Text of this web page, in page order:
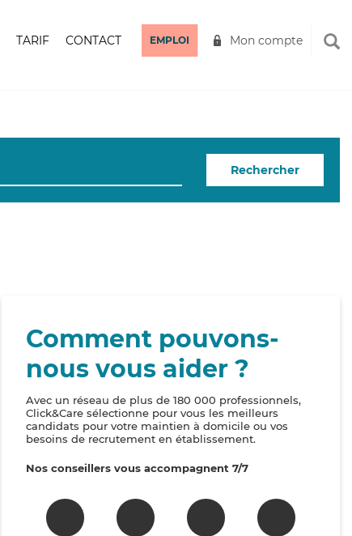
TARIF CONTACT EMPLOI Mon compte
Rechercher
Comment pouvons-
nous vous aider ?
Avec un réseau de plus de 180 000 professionnels,
Click&Care sélectionne pour vous les meilleurs
candidats pour votre maintien à domicile ou vos
besoins de recrutement en établissement.
Nos conseillers vous accompagnent 7/7